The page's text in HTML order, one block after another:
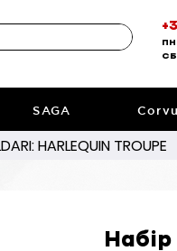
SAGA
HARLEQUIN TROUPE